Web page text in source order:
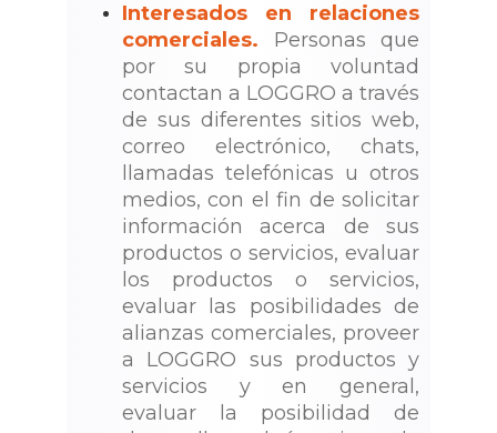
Interesados en relaciones
comerciales. Personas que
por su propia voluntad
contactan a LOGGRO a través
de sus diferentes sitios web,
correo electrónico, chats,
llamadas telefónicas u otros
medios, con el fin de solicitar
información acerca de sus
productos o servicios, evaluar
los productos o servicios,
evaluar las posibilidades de
alianzas comerciales, proveer
a LOGGRO sus productos y
servicios y en general,
evaluar la posibilidad de